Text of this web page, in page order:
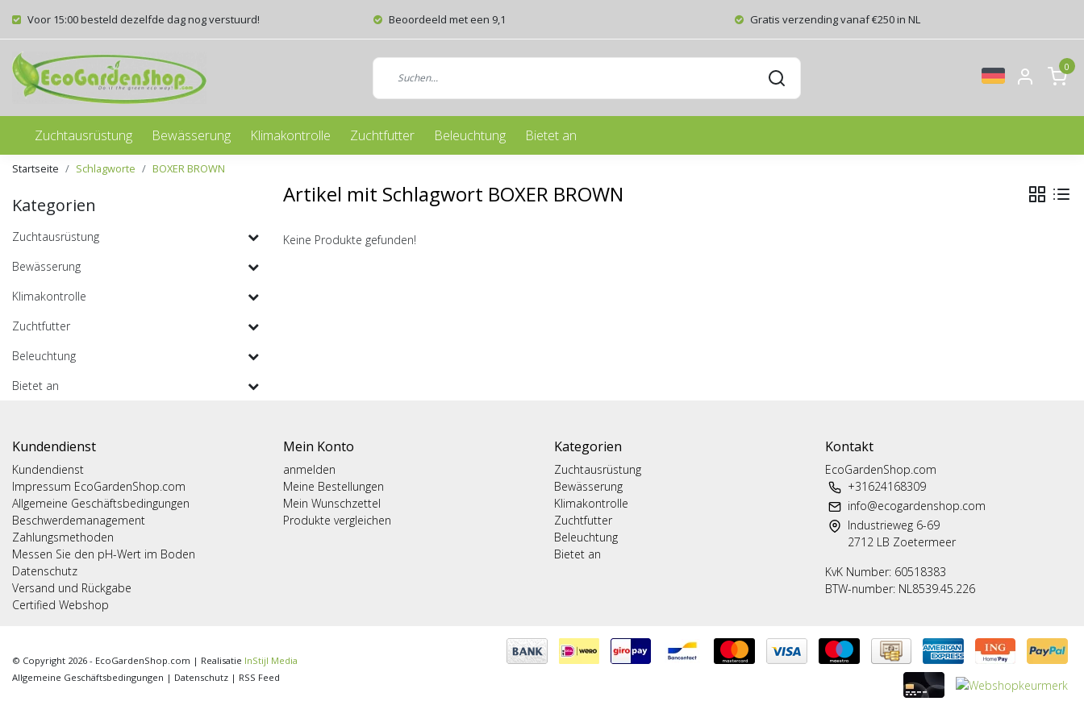
Voor 15:00 besteld dezelfde dag nog verstuurd! Beoordeeld met een 9,1 Gratis verzending vanaf €250 in NL
0
Zuchtausrüstung Bewässerung Klimakontrolle Zuchtfutter Beleuchtung Bietet an
Startseite Schlagworte BOXER BROWN
Kategorien
Zuchtausrüstung
Bewässerung
Klimakontrolle
Zuchtfutter
Beleuchtung
Bietet an
Artikel mit Schlagwort BOXER BROWN
Keine Produkte gefunden!
Kundendienst
Kundendienst
Impressum EcoGardenShop.com
Allgemeine Geschäftsbedingungen
Beschwerdemanagement
Zahlungsmethoden
Messen Sie den pH-Wert im Boden
Datenschutz
Versand und Rückgabe
Certified Webshop
Mein Konto
anmelden
Meine Bestellungen
Mein Wunschzettel
Produkte vergleichen
Kategorien
Zuchtausrüstung
Bewässerung
Klimakontrolle
Zuchtfutter
Beleuchtung
Bietet an
Kontakt
EcoGardenShop.com
+31624168309
info@ecogardenshop.com
Industrieweg 6-69
2712 LB Zoetermeer
KvK Number: 60518383
BTW-number: NL8539.45.226
© Copyright 2026 - EcoGardenShop.com | Realisatie InStijl Media
Allgemeine Geschäftsbedingungen | Datenschutz | RSS Feed